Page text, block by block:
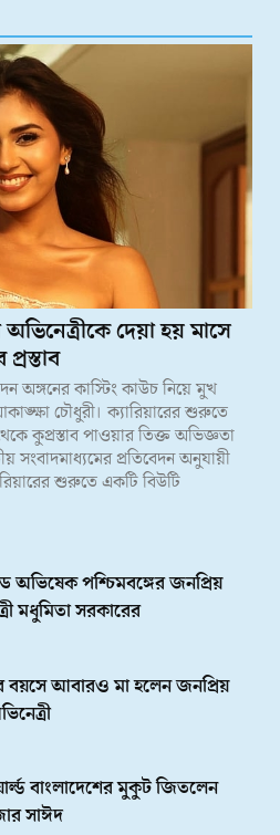
দেয়া হয় মাসে
অঙ্গনের কাস্টিং কাউচ নিয়ে মুখ
চৌধুরী। ক্যারিয়ারের শুরুতে
কুপ্রস্তাব পাওয়ার তিক্ত অভিজ্ঞতা
শুরুতে একটি বিউটি
অভিষেক পশ্চিমবঙ্গের জনপ্রিয়
মধুমিতা সরকারের
বয়সে আবারও মা হলেন জনপ্রিয়
বাংলাদেশের মুকুট জিতলেন
সাঈদ